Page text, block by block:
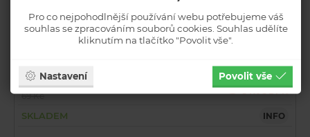
Pro co nejpohodlnější používání webu potřebujeme váš
souhlas se zpracováním souborů cookies. Souhlas udělíte
kliknutím na tlačítko "Povolit vše".
Nastavení Povolit vše
CENTROPEN Pastelky trojhranné 12 kusů 9521/12
Běžná cena
69 Kč 34Kč s DPH
SKLADEM INFO